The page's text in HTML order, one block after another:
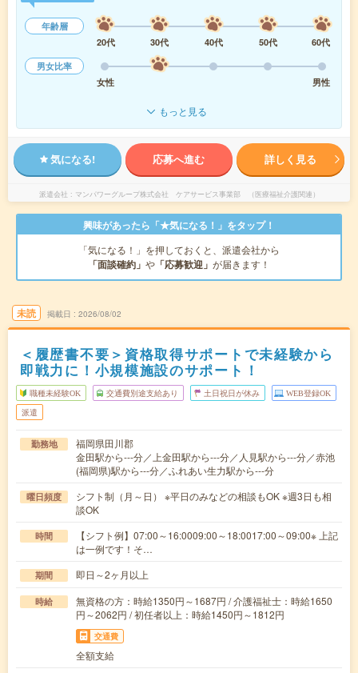
年齢層
20代
30代 40代 50代
60代
男女比率
女性
男性
もっと見る
気になる! 応募へ進む 詳しく見る
派遣会社 マンパワーグループ株式会社 ケアサービス事業部 （医療福祉介護関連）
興味があったら「★気になる！」をタップ！
「気になる！」を押しておくと、派遣会社から
「面談確約」 や 「応募歓迎」 が届きます！
未読 掲載日 2026/08/02
＜履歴書不要＞資格取得サポートで未経験から
即戦力に！小規模施設のサポート！
職種未経験OK 交通費別途支給あり 土日祝日が休み WEB登録OK
派遣
勤務地
福岡県田川郡
金田駅から---分／上金田駅から---分／人見駅から---分／赤池
(福岡県)駅から---分／ふれあい生力駅から---分
曜日頻度
シフト制（月～日） ※平日のみなどの相談もOK ※週3日も相
談OK
時間
【シフト例】07:00～16:0009:00～18:0017:00～09:00※ 上記
は一例です！そ…
期間 即日～2ヶ月以上
時給
無資格の方：時給1350円～1687円 / 介護福祉士：時給1650
円～2062円 / 初任者以上：時給1450円～1812円
交通費
全額支給